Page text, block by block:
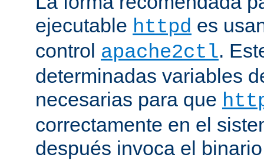
ejecutable httpd es
control apache2ctl.
determinadas variables
necesarias para que
correctamente en el
después invoca el